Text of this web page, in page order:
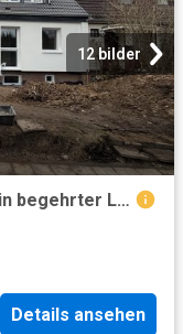
12 bilder
Provisionsfreie Doppelhaushälfe in begehrter Lage nahe der Schwentine
Details ansehen